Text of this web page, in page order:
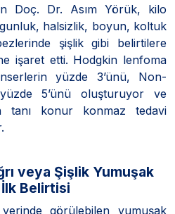
Doç. Dr. Asım Yörük, kilo
halsizlik, boyun, koltuk
şişlik gibi belirtilere
işaret etti. Hodgkin lenfoma
yüzde 3’ünü, Non-
5’ünü oluşturuyor ve
tanı konur konmaz tedavi
veya Şişlik Yumuşak
İlk Belirtisi
görülebilen yumuşak